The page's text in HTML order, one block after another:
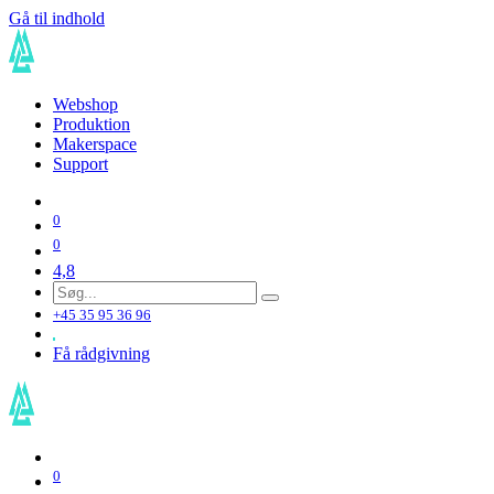
Gå til indhold
Webshop
Produktion
Makerspace
Support
0
0
4,8
+45 35 95 36 96
Få rådgivning
0